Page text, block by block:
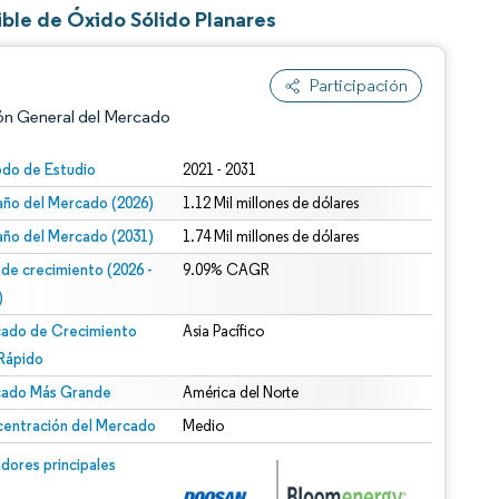
de Óxido Sólido Planares
Participación
General del Mercado
de Estudio 2021 - 2031
del Mercado (2026) 1.12 Mil millones de dólares
del Mercado (2031) 1.74 Mil millones de dólares
de crecimiento (2026 -
9.09% CAGR
de Crecimiento
Asia Pacífico
Más Grande América del Norte
del Mercado Medio
principales
© Mordor Intelligence. El uso requiere atribución según CC BY 4.0.
CC BY 4.0.